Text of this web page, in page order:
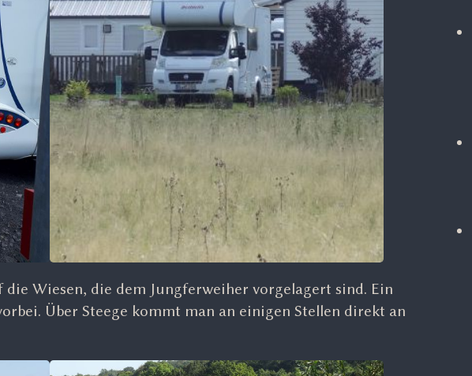
Wiesen, die dem Jungferweiher vorgelagert sind. Ein
Über Steege kommt man an einigen Stellen direkt an